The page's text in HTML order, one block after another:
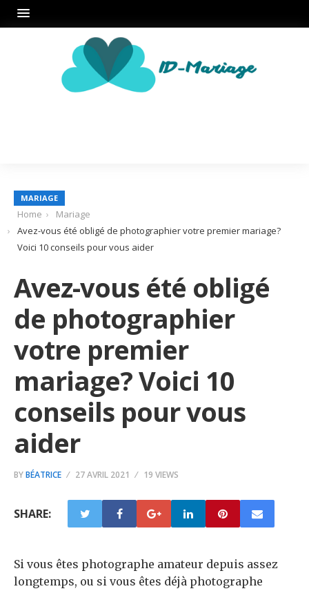
MARIAGE
Home
Mariage
Avez-vous été obligé de photographier votre premier mariage?
Voici 10 conseils pour vous aider
Avez-vous été obligé
de photographier
votre premier
mariage? Voici 10
conseils pour vous
aider
BYBÉATRICE 27 AVRIL 2021 19 VIEWS
SHARE:
Si vous êtes photographe amateur depuis assez
longtemps, ou si vous êtes déjà photographe